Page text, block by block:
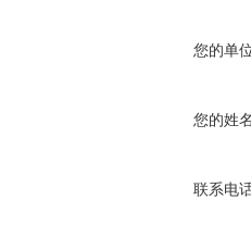
您的单
您的姓
联系电